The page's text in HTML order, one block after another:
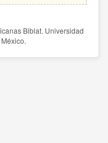
Biblat. Universidad